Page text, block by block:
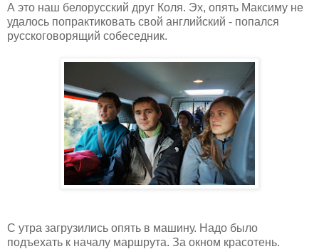
А это наш белорусский друг Коля. Эх, опять Максиму не
удалось попрактиковать свой английский - попался
русскоговорящий собеседник.
С утра загрузились опять в машину. Надо было
подъехать к началу маршрута. За окном красотень.